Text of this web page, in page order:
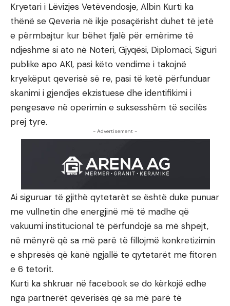
Kryetari i Lëvizjes Vetëvendosje, Albin Kurti ka
thënë se Qeveria në ikje posaçërisht duhet të jetë
e përmbajtur kur bëhet fjalë për emërime të
ndjeshme si ato në Noteri, Gjyqësi, Diplomaci, Siguri
publike apo AKI, pasi këto vendime i takojnë
kryekëput qeverisë së re, pasi të ketë përfunduar
skanimi i gjendjes ekzistuese dhe identifikimi i
pengesave në operimin e suksesshëm të secilës
prej tyre.
- Advertisement -
Ai siguruar të gjithë qytetarët se është duke punuar
me vullnetin dhe energjinë më të madhe që
vakuumi institucional të përfundojë sa më shpejt,
në mënyrë që sa më parë të fillojmë konkretizimin
e shpresës që kanë ngjallë te qytetarët me fitoren
e 6 tetorit.
Kurti ka shkruar në facebook se do kërkojë edhe
nga partnerët qeverisës që sa më parë të